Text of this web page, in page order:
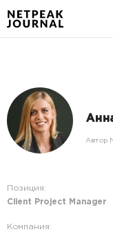
Автор
Позиция:
Client Project Manager
Компания: